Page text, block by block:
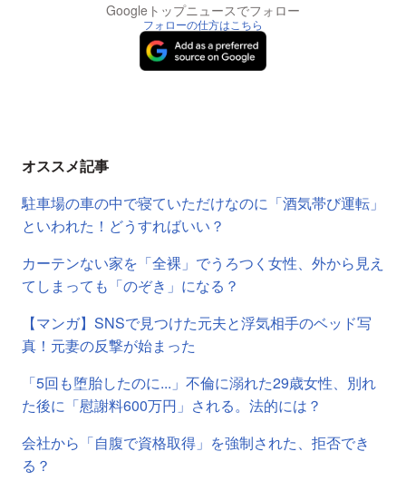
Googleトップニュースでフォロー
フォローの仕方はこちら
オススメ記事
駐車場の車の中で寝ていただけなのに「酒気帯び運転」
といわれた！どうすればいい？
カーテンない家を「全裸」でうろつく女性、外から見え
てしまっても「のぞき」になる？
【マンガ】SNSで見つけた元夫と浮気相手のベッド写
真！元妻の反撃が始まった
「5回も堕胎したのに...」不倫に溺れた29歳女性、別れ
た後に「慰謝料600万円」される。法的には？
会社から「自腹で資格取得」を強制された、拒否でき
る？